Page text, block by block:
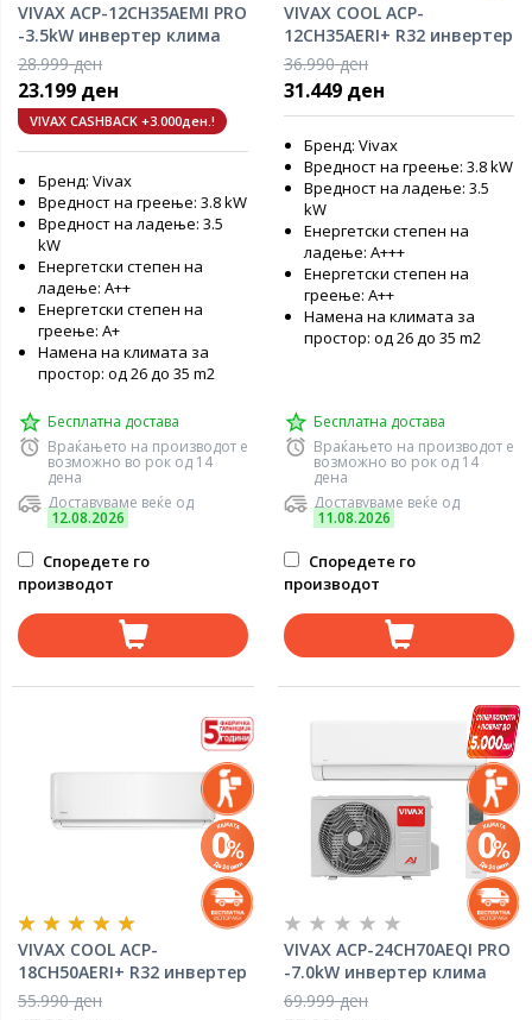
VIVAX ACP-12CH35AEMI PRO
-3.5kW инвертер клима
уред
28.999 ден
23.199 ден
VIVAX CASHBACK +3.000ден.!
Бренд: Vivax
Вредност на греење: 3.8 kW
Вредност на ладење: 3.5
kW
Енергетски степен на
ладење: А++
Енергетски степен на
греење: А+
Намена на климата за
простор: од 26 до 35 m2
Бесплатна достава
Враќањето на производот е
возможно во рок од 14
дена
Доставуваме веќе од
12.08.2026
Споредете го
производот
VIVAX COOL ACP-
12CH35AERI+ R32 инвертер
клима уред
36.990 ден
31.449 ден
Бренд: Vivax
Вредност на греење: 3.8 kW
Вредност на ладење: 3.5
kW
Енергетски степен на
ладење: A+++
Енергетски степен на
греење: А++
Намена на климата за
простор: од 26 до 35 m2
Бесплатна достава
Враќањето на производот е
возможно во рок од 14
дена
Доставуваме веќе од
11.08.2026
Споредете го
производот
VIVAX COOL ACP-
18CH50AERI+ R32 инвертер
клима уред
55.990 ден
VIVAX ACP-24CH70AEQI PRO
-7.0kW инвертер клима
уред
69.999 ден